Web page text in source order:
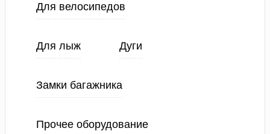
Для велосипедов
Для лыж Дуги
Замки багажника
Прочее оборудование